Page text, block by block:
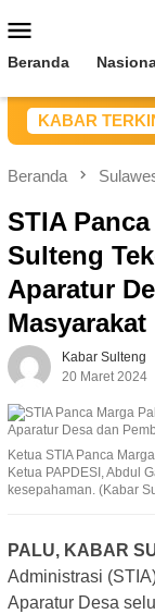
ke
kontenMobile
Beranda
KABAR
BNN Poso
Beranda
STIA
Sulteng
Aparatur
Masyarakat
Kabar Sulteng
20 Maret 2024
Ketua STIA Panca
Ketua PAPDESI, Abdul
kesepahaman. (Kabar
PALU, KABAR
Administrasi
Aparatur Desa